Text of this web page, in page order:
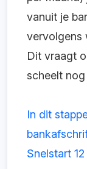
vanuit je
vervolgens
Dit vraagt
scheelt
In dit
Snelstart 12